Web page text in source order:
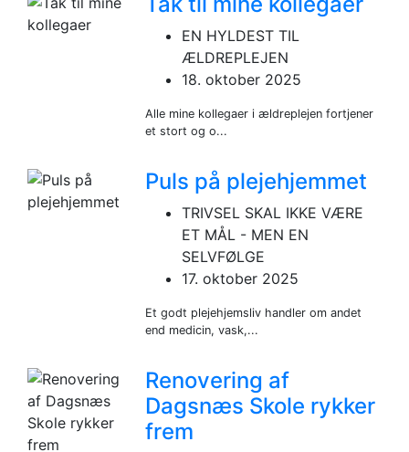
EN HYLDEST TIL
ÆLDREPLEJEN
18. oktober 2025
Alle mine kollegaer i ældreplejen fortjener
et stort og o...
Puls på plejehjemmet
TRIVSEL SKAL IKKE VÆRE
ET MÅL - MEN EN
SELVFØLGE
17. oktober 2025
Et godt plejehjemsliv handler om andet
end medicin, vask,...
Renovering af
Dagsnæs Skole rykker
frem